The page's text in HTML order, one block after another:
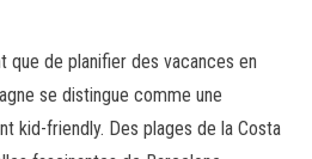
que de planifier des vacances en
se distingue comme une
kid-friendly. Des plages de la Costa